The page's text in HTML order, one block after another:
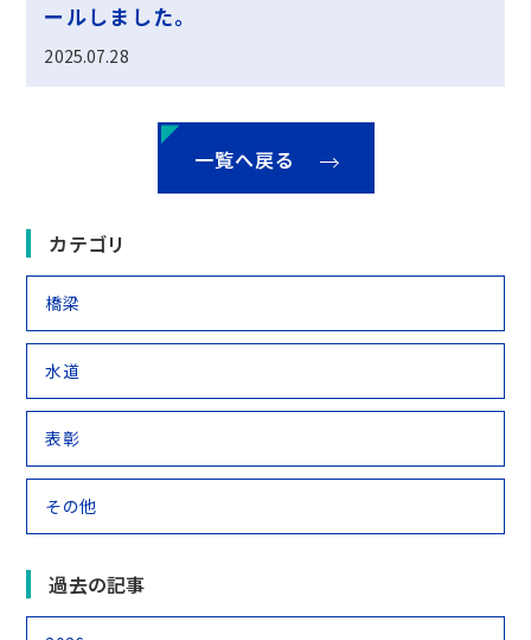
ールしました。
2025.07.28
一覧へ戻る
カテゴリ
橋梁
水道
表彰
その他
過去の記事